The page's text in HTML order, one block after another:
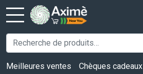
Meilleures ventes Chèques cadeaux